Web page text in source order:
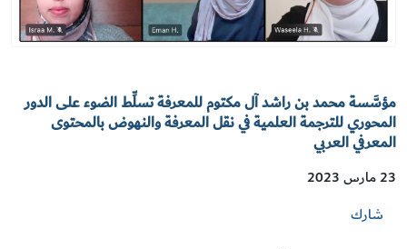
مؤسَّسة محمد بن راشد آل مكتوم للمعرفة تسلِّط الضوء على الدور
المحوري للترجمة العلمية في نقل المعرفة والنهوض بالمحتوى
المعرفي العربي
23 مارس 2023
شارك